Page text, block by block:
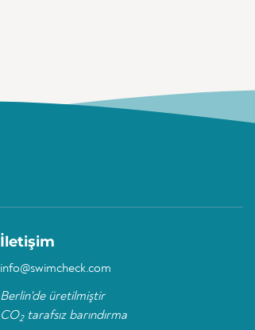
İletişim
info@swimcheck.com
Berlin'de üretilmiştir
CO2tarafsız barındırma